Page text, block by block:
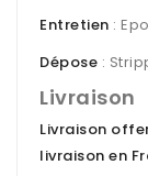
Entretien :
Dépose :
Livraison
Livraison
livraison en